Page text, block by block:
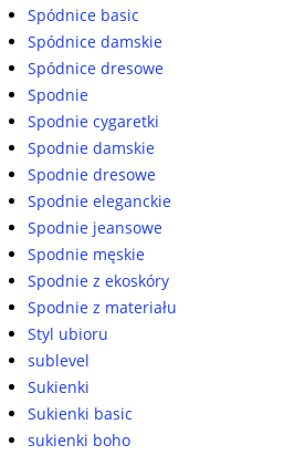
Spódnice basic
Spódnice damskie
Spódnice dresowe
Spodnie
Spodnie cygaretki
Spodnie damskie
Spodnie dresowe
Spodnie eleganckie
Spodnie jeansowe
Spodnie męskie
Spodnie z ekoskóry
Spodnie z materiału
Styl ubioru
sublevel
Sukienki
Sukienki basic
sukienki boho